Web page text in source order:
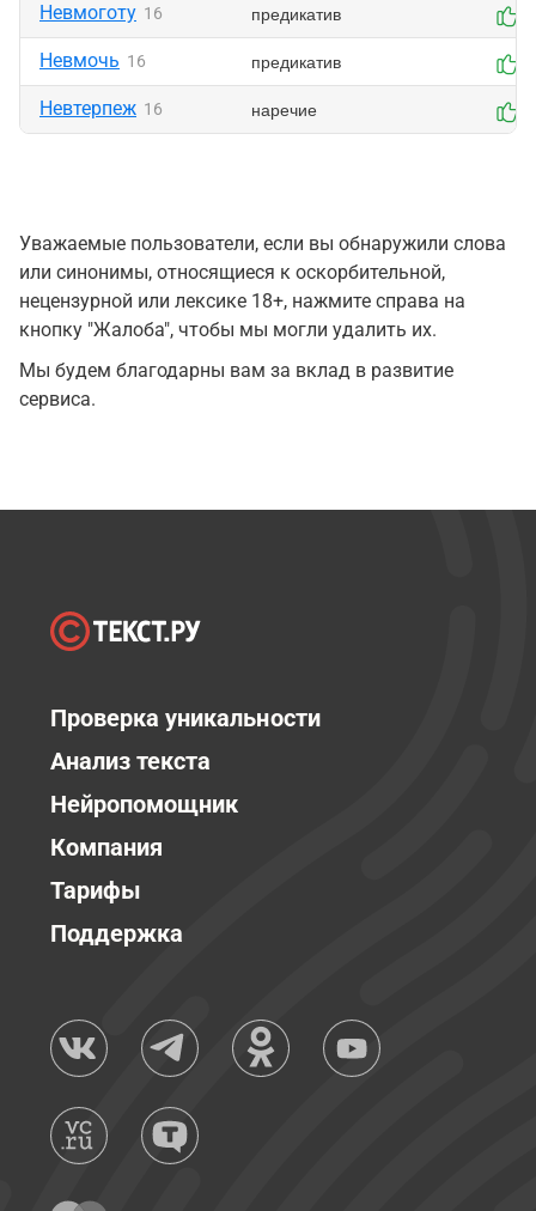
Невмоготу 16 предикатив
Невмочь 16 предикатив
Невтерпеж 16 наречие
Уважаемые пользователи, если вы обнаружили слова
или синонимы, относящиеся к оскорбительной,
нецензурной или лексике 18+, нажмите справа на
кнопку "Жалоба", чтобы мы могли удалить их.
Мы будем благодарны вам за вклад в развитие
сервиса.
Проверка уникальности
Анализ текста
Нейропомощник
Компания
Тарифы
Поддержка